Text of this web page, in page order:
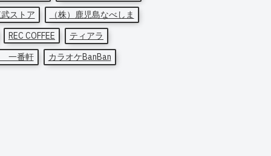
ストア
（株）鹿児島なべしま
REC COFFEE
ティアラ
一番軒
カラオケBanBan